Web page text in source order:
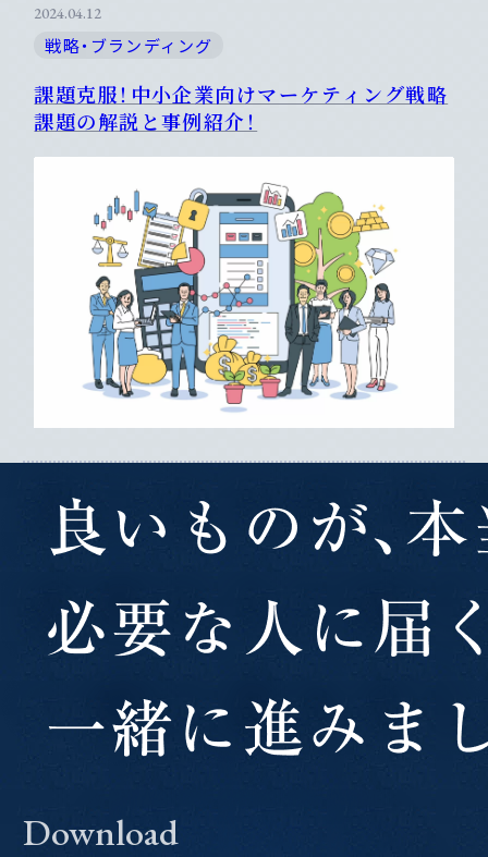
2024.04.12
戦略・ブランディング
課題克服！中小企業向けマーケティング戦略
課題の解説と事例紹介！
Download